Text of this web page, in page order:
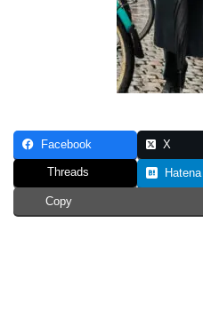
Facebook X
Threads Hatena
Copy